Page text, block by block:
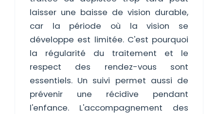
laisser une baisse de vision durable,
car la période où la vision se
développe est limitée. C'est pourquoi
la régularité du traitement et le
respect des rendez-vous sont
essentiels. Un suivi permet aussi de
prévenir une récidive pendant
l'enfance. L'accompagnement des